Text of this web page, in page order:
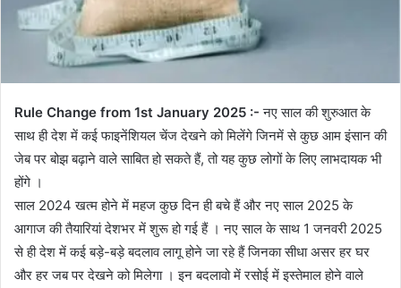
Rule Change from 1st January 2025 :- नए साल की शुरुआत के
साथ ही देश में कई फाइनेंशियल चेंज देखने को मिलेंगे जिनमें से कुछ आम इंसान की
जेब पर बोझ बढ़ाने वाले साबित हो सकते हैं, तो यह कुछ लोगों के लिए लाभदायक भी
होंगे ।
साल 2024 खत्म होने में महज कुछ दिन ही बचे हैं और नए साल 2025 के
आगाज की तैयारियां देशभर में शुरू हो गई हैं । नए साल के साथ 1 जनवरी 2025
से ही देश में कई बड़े-बड़े बदलाव लागू होने जा रहे हैं जिनका सीधा असर हर घर
और हर जब पर देखने को मिलेगा । इन बदलावो में रसोई में इस्तेमाल होने वाले